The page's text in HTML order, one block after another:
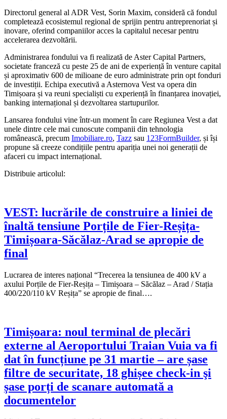
Directorul general al ADR Vest, Sorin Maxim, consideră că fondul
completează ecosistemul regional de sprijin pentru antreprenoriat și
inovare, oferind companiilor acces la capitalul necesar pentru
accelerarea dezvoltării.
Administrarea fondului va fi realizată de Aster Capital Partners,
societate franceză cu peste 25 de ani de experiență în venture capital
și aproximativ 600 de milioane de euro administrate prin opt fonduri
de investiții. Echipa executivă a Asternova Vest va opera din
Timișoara și va reuni specialiști cu experiență în finanțarea inovației,
banking internațional și dezvoltarea startupurilor.
Lansarea fondului vine într-un moment în care Regiunea Vest a dat
unele dintre cele mai cunoscute companii din tehnologia
românească, precum Imobiliare.ro, Tazz sau 123FormBuilder, și își
propune să creeze condițiile pentru apariția unei noi generații de
afaceri cu impact internațional.
Distribuie articolul:
VEST: lucrările de construire a liniei de
înaltă tensiune Porțile de Fier-Reșița-
Timișoara-Săcălaz-Arad se apropie de
final
Lucrarea de interes național “Trecerea la tensiunea de 400 kV a
axului Porțile de Fier-Reșița – Timișoara – Săcălaz – Arad / Stația
400/220/110 kV Reșița” se apropie de final….
Timișoara: noul terminal de plecări
externe al Aeroportului Traian Vuia va fi
dat în funcțiune pe 31 martie – are șase
filtre de securitate, 18 ghișee check-in şi
șase porți de scanare automată a
documentelor